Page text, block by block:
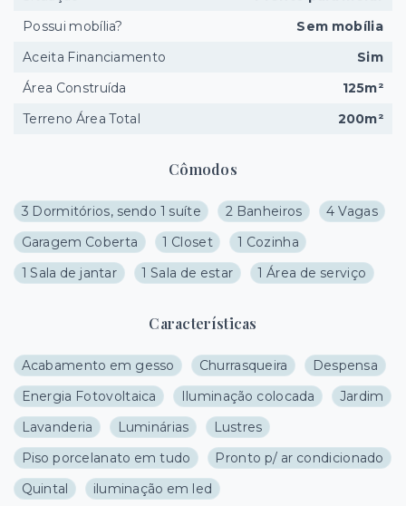
Cômodos
3 Dormitórios, sendo 1 suíte 2 Banheiros
4 Vagas
Garagem Coberta
1 Closet
1 Cozinha
1 Sala de jantar
1 Sala de estar 1 Área de serviço
Características
Acabamento em gesso Churrasqueira
Despensa
Energia Fotovoltaica
Iluminação colocada
Jardim
Lavanderia
Luminárias
Lustres
Piso porcelanato em tudo
Pronto p/ ar condicionado
Quintal
iluminação em led
Possui mobília?
Sem mobília
Aceita Financiamento
Sim
Área Construída
125m²
Terreno Área Total
200m²